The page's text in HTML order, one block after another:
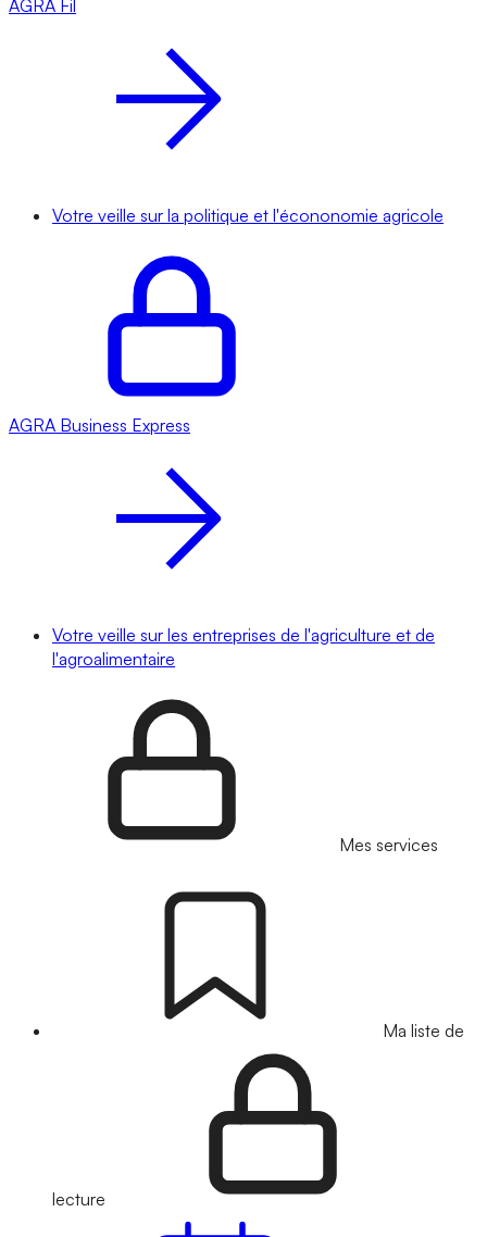
AGRA Fil
Votre veille sur la politique et l'écononomie agricole
AGRA Business Express
Votre veille sur les entreprises de l'agriculture et de
l'agroalimentaire
Mes services
Ma liste de
lecture